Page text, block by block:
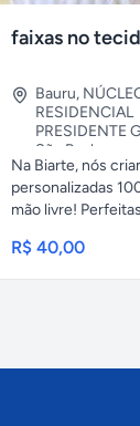
Bauru,
RESIDENCIAL
PRESIDENTE
São Paulo
Na Biarte, nós
personalizadas
mão livre!
R$ 40,00